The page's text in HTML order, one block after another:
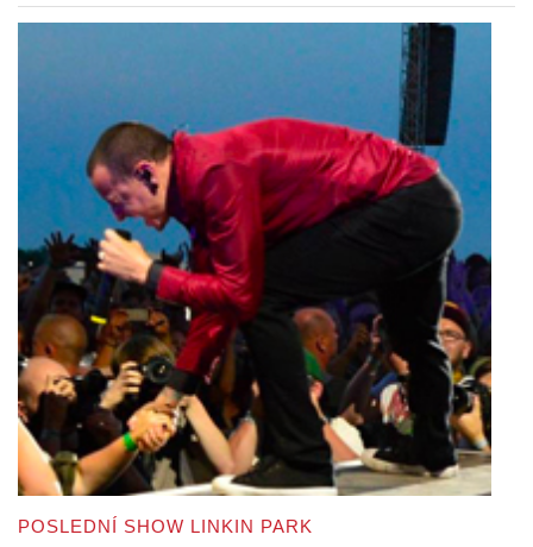
POSLEDNÍ SHOW LINKIN PARK